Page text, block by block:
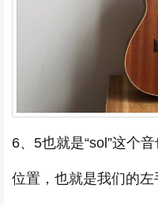
6、5也就是“sol”这个
位置，也就是我们的